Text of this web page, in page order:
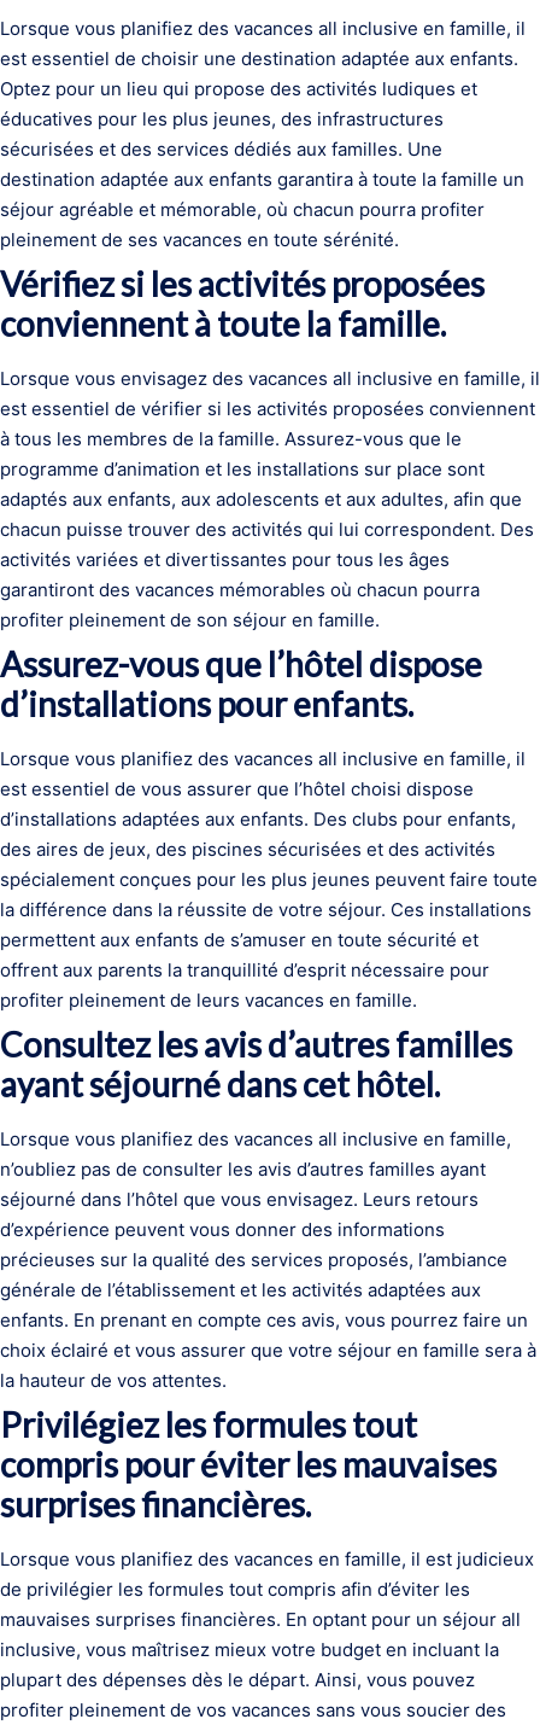
Lorsque vous planifiez des vacances all inclusive en famille, il
est essentiel de choisir une destination adaptée aux enfants.
Optez pour un lieu qui propose des activités ludiques et
éducatives pour les plus jeunes, des infrastructures
sécurisées et des services dédiés aux familles. Une
destination adaptée aux enfants garantira à toute la famille un
séjour agréable et mémorable, où chacun pourra profiter
pleinement de ses vacances en toute sérénité.
Vérifiez si les activités proposées
conviennent à toute la famille.
Lorsque vous envisagez des vacances all inclusive en famille, il
est essentiel de vérifier si les activités proposées conviennent
à tous les membres de la famille. Assurez-vous que le
programme d’animation et les installations sur place sont
adaptés aux enfants, aux adolescents et aux adultes, afin que
chacun puisse trouver des activités qui lui correspondent. Des
activités variées et divertissantes pour tous les âges
garantiront des vacances mémorables où chacun pourra
profiter pleinement de son séjour en famille.
Assurez-vous que l’hôtel dispose
d’installations pour enfants.
Lorsque vous planifiez des vacances all inclusive en famille, il
est essentiel de vous assurer que l’hôtel choisi dispose
d’installations adaptées aux enfants. Des clubs pour enfants,
des aires de jeux, des piscines sécurisées et des activités
spécialement conçues pour les plus jeunes peuvent faire toute
la différence dans la réussite de votre séjour. Ces installations
permettent aux enfants de s’amuser en toute sécurité et
offrent aux parents la tranquillité d’esprit nécessaire pour
profiter pleinement de leurs vacances en famille.
Consultez les avis d’autres familles
ayant séjourné dans cet hôtel.
Lorsque vous planifiez des vacances all inclusive en famille,
n’oubliez pas de consulter les avis d’autres familles ayant
séjourné dans l’hôtel que vous envisagez. Leurs retours
d’expérience peuvent vous donner des informations
précieuses sur la qualité des services proposés, l’ambiance
générale de l’établissement et les activités adaptées aux
enfants. En prenant en compte ces avis, vous pourrez faire un
choix éclairé et vous assurer que votre séjour en famille sera à
la hauteur de vos attentes.
Privilégiez les formules tout
compris pour éviter les mauvaises
surprises financières.
Lorsque vous planifiez des vacances en famille, il est judicieux
de privilégier les formules tout compris afin d’éviter les
mauvaises surprises financières. En optant pour un séjour all
inclusive, vous maîtrisez mieux votre budget en incluant la
plupart des dépenses dès le départ. Ainsi, vous pouvez
profiter pleinement de vos vacances sans vous soucier des